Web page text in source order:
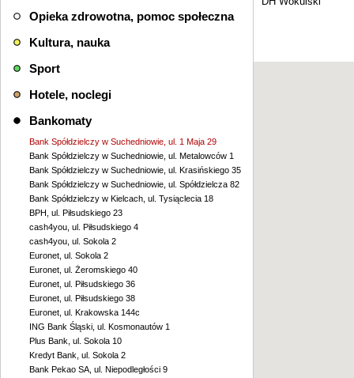
Opieka zdrowotna, pomoc społeczna
Kultura, nauka
Sport
Hotele, noclegi
Bankomaty
Bank Spółdzielczy w Suchedniowie, ul. 1 Maja 29
Bank Spółdzielczy w Suchedniowie, ul. Metalowców 1
Bank Spółdzielczy w Suchedniowie, ul. Krasińskiego 35
Bank Spółdzielczy w Suchedniowie, ul. Spółdzielcza 82
Bank Spółdzielczy w Kielcach, ul. Tysiąclecia 18
BPH, ul. Piłsudskiego 23
cash4you, ul. Piłsudskiego 4
cash4you, ul. Sokola 2
Euronet, ul. Sokola 2
Euronet, ul. Żeromskiego 40
Euronet, ul. Piłsudskiego 36
Euronet, ul. Piłsudskiego 38
Euronet, ul. Krakowska 144c
ING Bank Śląski, ul. Kosmonautów 1
Plus Bank, ul. Sokola 10
Kredyt Bank, ul. Sokola 2
Bank Pekao SA, ul. Niepodległości 9